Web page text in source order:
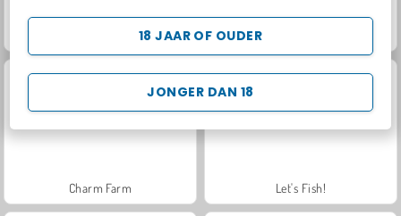
JONGER DAN 18
18 JAAR OF OUDER
Charm Farm Let's Fish!